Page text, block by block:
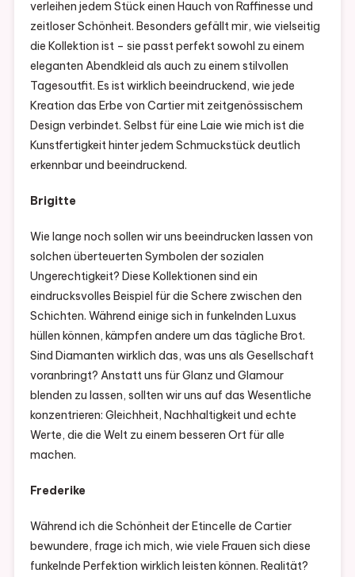
verleihen jedem Stück einen Hauch von Raffinesse und
zeitloser Schönheit. Besonders gefällt mir, wie vielseitig
die Kollektion ist – sie passt perfekt sowohl zu einem
eleganten Abendkleid als auch zu einem stilvollen
Tagesoutfit. Es ist wirklich beeindruckend, wie jede
Kreation das Erbe von Cartier mit zeitgenössischem
Design verbindet. Selbst für eine Laie wie mich ist die
Kunstfertigkeit hinter jedem Schmuckstück deutlich
erkennbar und beeindruckend.
Brigitte
Wie lange noch sollen wir uns beeindrucken lassen von
solchen überteuerten Symbolen der sozialen
Ungerechtigkeit? Diese Kollektionen sind ein
eindrucksvolles Beispiel für die Schere zwischen den
Schichten. Während einige sich in funkelnden Luxus
hüllen können, kämpfen andere um das tägliche Brot.
Sind Diamanten wirklich das, was uns als Gesellschaft
voranbringt? Anstatt uns für Glanz und Glamour
blenden zu lassen, sollten wir uns auf das Wesentliche
konzentrieren: Gleichheit, Nachhaltigkeit und echte
Werte, die die Welt zu einem besseren Ort für alle
machen.
Frederike
Während ich die Schönheit der Etincelle de Cartier
bewundere, frage ich mich, wie viele Frauen sich diese
funkelnde Perfektion wirklich leisten können. Realität?